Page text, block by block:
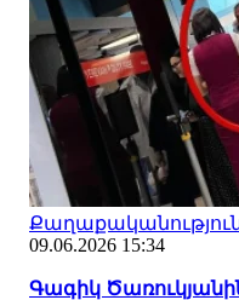
09.06.2026 15:34
Գագիկ Ծառուկյանին